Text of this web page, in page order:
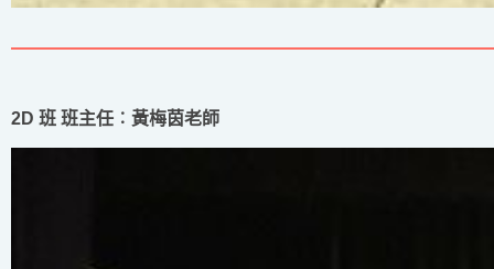
2D 班 班主任︰黃梅茵老師